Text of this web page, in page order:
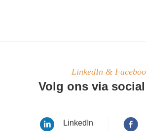
LinkedIn &
Volg ons via
LinkedIn